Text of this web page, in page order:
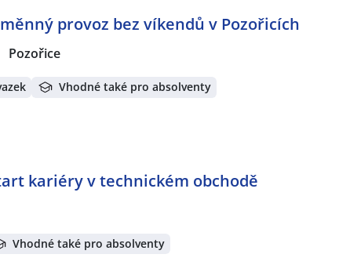
provoz bez víkendů v Pozořicích
Pozořice
Vhodné také pro absolventy
kariéry v technickém obchodě
Vhodné také pro absolventy